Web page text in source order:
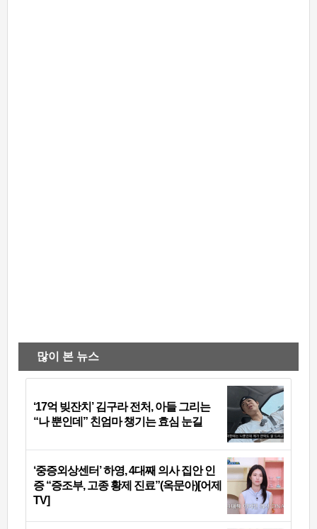
많이 본 뉴스
‘17억 빚잔치’ 김구라 전처, 아들 그리는
“나 뿐인데” 친엄마 챙기는 효심 눈길
‘중증외상센터’ 하영, 4대째 의사 집안 인
증 “증조부, 고종 황제 진료”(옥문아)[어제
TV]